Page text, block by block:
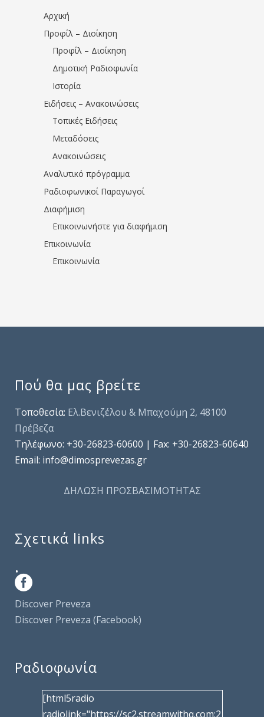
Αρχική
Προφίλ – Διοίκηση
Προφίλ – Διοίκηση
Δημοτική Ραδιοφωνία
Ιστορία
Ειδήσεις – Ανακοινώσεις
Τοπικές Ειδήσεις
Μεταδόσεις
Ανακοινώσεις
Αναλυτικό πρόγραμμα
Ραδιοφωνικοί Παραγωγοί
Διαφήμιση
Επικοινωνήστε για διαφήμιση
Επικοινωνία
Επικοινωνία
Πού θα μας βρείτε
Τοποθεσία: Ελ.Βενιζέλου & Μπαχούμη 2, 48100
Πρέβεζα
Τηλέφωνo: +30-26823-60600 | Fax: +30-26823-60640
Email: info@dimosprevezas.gr
ΔΗΛΩΣΗ ΠΡΟΣΒΑΣΙΜΟΤΗΤΑΣ
Σχετικά links
.
Discover Preveza
Discover Preveza (Facebook)
Ραδιοφωνία
[html5radio
radiolink="https://sc2.streamwithq.com:2